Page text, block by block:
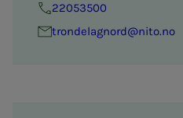
22053500
tron­­­de­lag­­­nord@nito.no